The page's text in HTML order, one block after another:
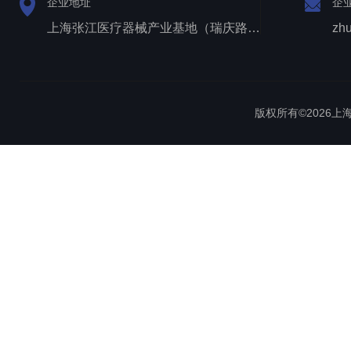
上海张江医疗器械产业基地（瑞庆路528号）
版权所有©2026